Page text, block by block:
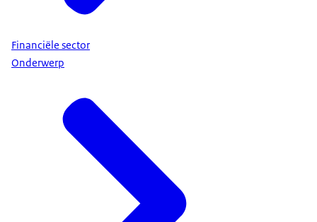
Financiële sector
Onderwerp